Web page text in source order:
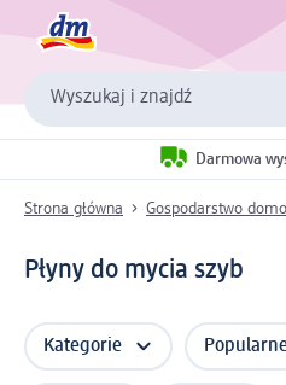
Wyszukaj i znajdź
Darmowa
Strona główna Gospodarstwo
Płyny do mycia szyb
Kategorie